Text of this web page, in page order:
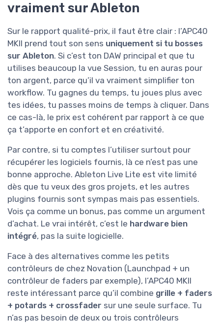
vraiment sur Ableton
Sur le rapport qualité-prix, il faut être clair : l’APC40
MKII prend tout son sens uniquement si tu bosses
sur Ableton. Si c’est ton DAW principal et que tu
utilises beaucoup la vue Session, tu en auras pour
ton argent, parce qu’il va vraiment simplifier ton
workflow. Tu gagnes du temps, tu joues plus avec
tes idées, tu passes moins de temps à cliquer. Dans
ce cas-là, le prix est cohérent par rapport à ce que
ça t’apporte en confort et en créativité.
Par contre, si tu comptes l’utiliser surtout pour
récupérer les logiciels fournis, là ce n’est pas une
bonne approche. Ableton Live Lite est vite limité
dès que tu veux des gros projets, et les autres
plugins fournis sont sympas mais pas essentiels.
Vois ça comme un bonus, pas comme un argument
d’achat. Le vrai intérêt, c’est le hardware bien
intégré, pas la suite logicielle.
Face à des alternatives comme les petits
contrôleurs de chez Novation (Launchpad + un
contrôleur de faders par exemple), l’APC40 MKII
reste intéressant parce qu’il combine grille + faders
+ potards + crossfader sur une seule surface. Tu
n’as pas besoin de deux ou trois contrôleurs